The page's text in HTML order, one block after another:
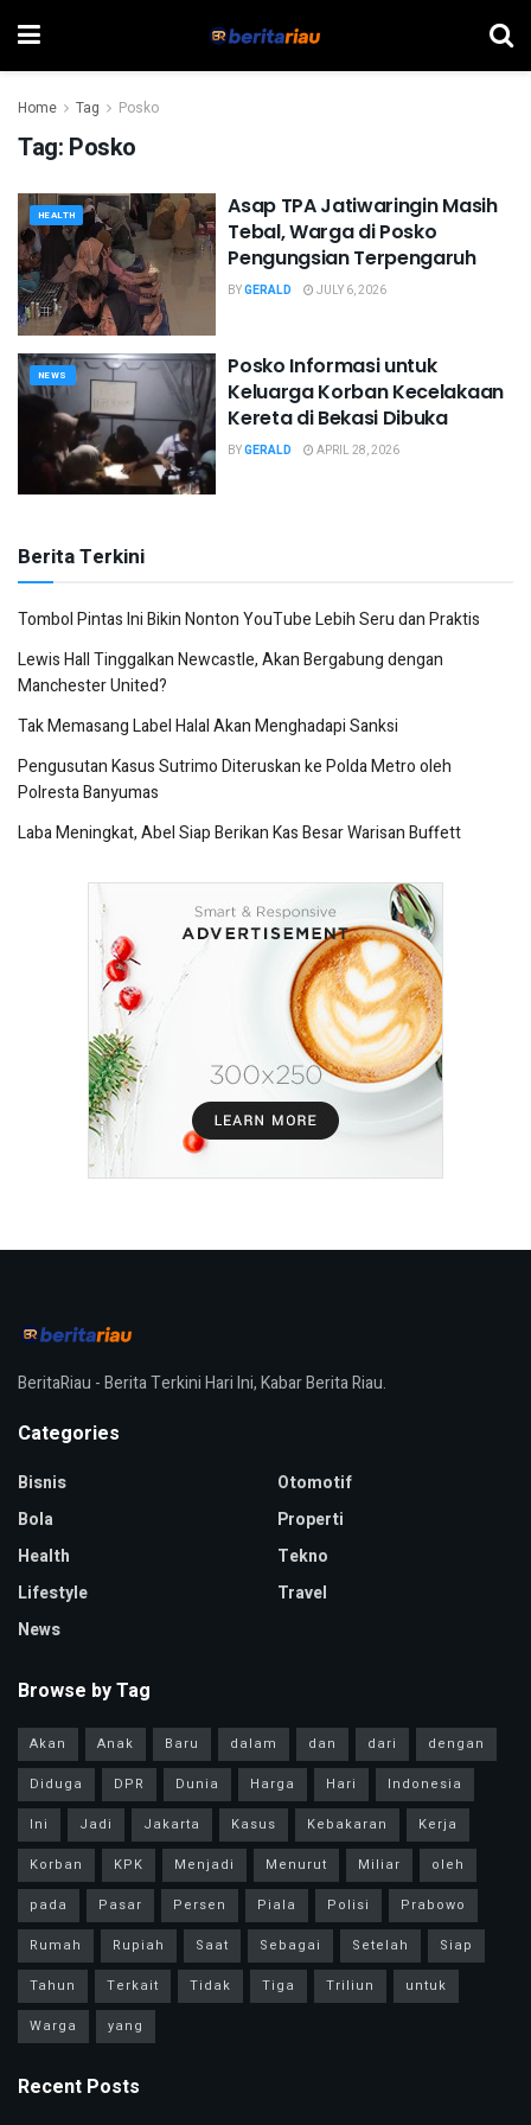
Home Tag Posko
Tag: Posko
HEALTH
Asap TPA Jatiwaringin Masih
Tebal, Warga di Posko
Pengungsian Terpengaruh
BYGERALD JULY 6, 2026
NEWS
Posko Informasi untuk
Keluarga Korban Kecelakaan
Kereta di Bekasi Dibuka
BYGERALD APRIL 28, 2026
Berita Terkini
Tombol Pintas Ini Bikin Nonton YouTube Lebih Seru dan Praktis
Lewis Hall Tinggalkan Newcastle, Akan Bergabung dengan
Manchester United?
Tak Memasang Label Halal Akan Menghadapi Sanksi
Pengusutan Kasus Sutrimo Diteruskan ke Polda Metro oleh
Polresta Banyumas
Laba Meningkat, Abel Siap Berikan Kas Besar Warisan Buffett
BeritaRiau - Berita Terkini Hari Ini, Kabar Berita Riau.
Categories
Bisnis
Bola
Health
Lifestyle
News
Otomotif
Properti
Tekno
Travel
Browse by Tag
Akan Anak Baru dalam dan dari
dengan
Diduga
DPR Dunia Harga Hari
Indonesia
Ini
Jadi Jakarta Kasus Kebakaran
Kerja
Korban
KPK Menjadi Menurut Miliar
oleh
pada
Pasar Persen Piala Polisi
Prabowo
Rumah
Rupiah Saat Sebagai Setelah
Siap
Tahun
Terkait Tidak Tiga Triliun
untuk
Warga
yang
Recent Posts